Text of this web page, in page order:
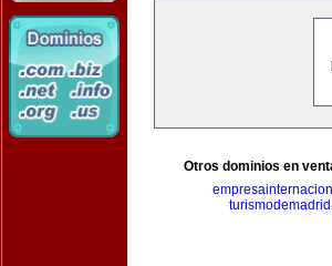
Otros dominios en